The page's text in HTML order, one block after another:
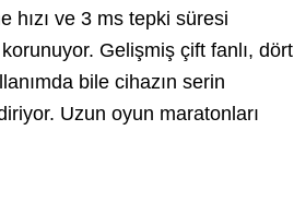
hızı ve 3 ms tepki süresi
Gelişmiş çift fanlı, dört
bile cihazın serin
Uzun oyun maratonları